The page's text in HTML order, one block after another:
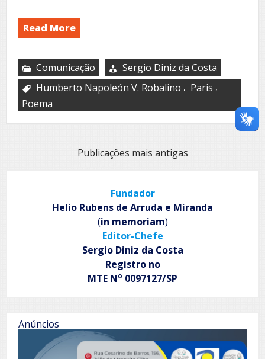
Read More
Comunicação
Sergio Diniz da Costa
Humberto Napoleón V. Robalino , Paris ,
Poema
NavegaçãoPublicações mais antigas
Fundador
Helio Rubens de Arruda e Miranda
(in memoriam)
Editor-Chefe
Sergio Diniz da Costa
Registro no
MTE No 0097127/SP
Anúncios